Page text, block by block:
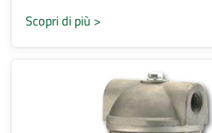
Scopri di più >